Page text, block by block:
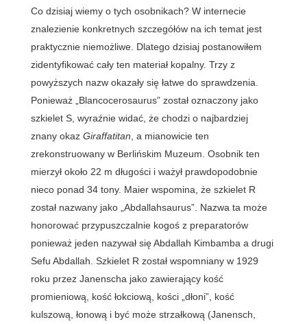
Co dzisiaj wiemy o tych osobnikach? W internecie
znalezienie konkretnych szczegółów na ich temat jest
praktycznie niemożliwe. Dlatego dzisiaj postanowiłem
zidentyfikować cały ten materiał kopalny. Trzy z
powyższych nazw okazały się łatwe do sprawdzenia.
Ponieważ „Blancocerosaurus” został oznaczony jako
szkielet S, wyraźnie widać, że chodzi o najbardziej
znany okaz Giraffatitan , a mianowicie ten
zrekonstruowany w Berlińskim Muzeum. Osobnik ten
mierzył około 22 m długości i ważył prawdopodobnie
nieco ponad 34 tony. Maier wspomina, że szkielet R
został nazwany jako „Abdallahsaurus”. Nazwa ta może
honorować przypuszczalnie kogoś z preparatorów
ponieważ jeden nazywał się Abdallah Kimbamba a drugi
Sefu Abdallah. Szkielet R został wspomniany w 1929
roku przez Janenscha jako zawierający kość
promieniową, kość łokciową, kości „dłoni”, kość
kulszową, łonową i być może strzałkową (Janensch,